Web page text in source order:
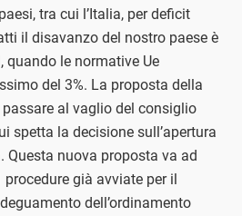
tra cui l’Italia, per deficit
il disavanzo del nostro paese è
quando le normative Ue
del 3%. La proposta della
al vaglio del consiglio
spetta la decisione sull’apertura
Questa nuova proposta va ad
già avviate per il
dell’ordinamento